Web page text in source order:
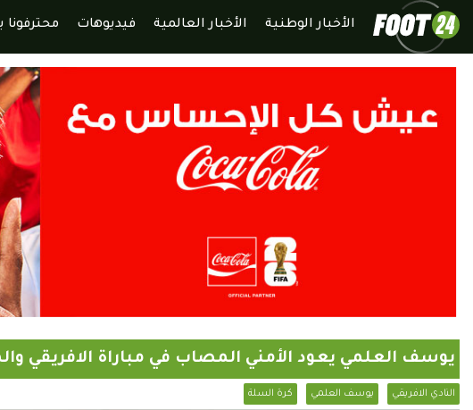
الأخبار الوطنية الأخبار العالمية فيديوهات محترفونا
يوسف العلمي يعود الأمني المصاب في مباراة الافريقي
النادي الافريقي يوسف العلمي كرة السلة